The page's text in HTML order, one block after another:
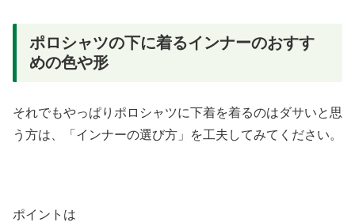
ポロシャツの下に着るインナーのおすす
めの色や形
それでもやっぱりポロシャツに下着を着るのはダサいと思
う方は、「インナーの選び方」を工夫してみてください。
ポイントは